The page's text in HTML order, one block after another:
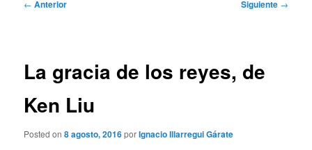
← Anterior Siguiente →
La gracia de los reyes, de
Ken Liu
Posted on8 agosto, 2016porIgnacio Illarregui Gárate